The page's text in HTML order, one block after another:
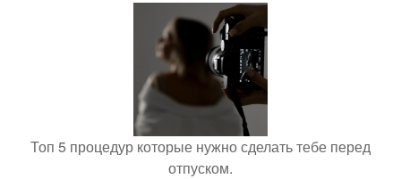
Топ 5 процедур которые нужно сделать тебе перед
отпуском.